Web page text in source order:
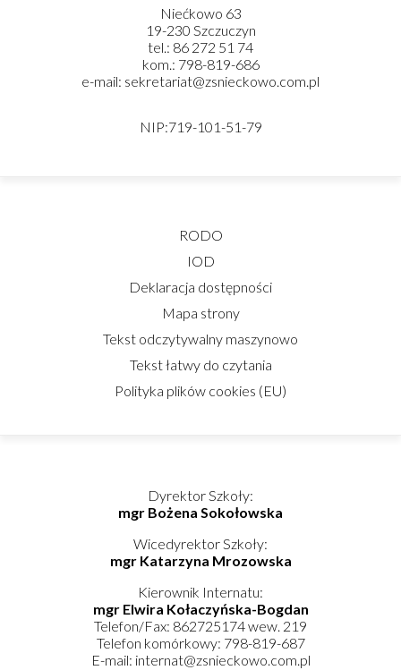
Niećkowo 63
19-230 Szczuczyn
tel.: 86 272 51 74
kom.: 798-819-686
e-mail: sekretariat@zsnieckowo.com.pl
NIP:719-101-51-79
RODO
IOD
Deklaracja dostępności
Mapa strony
Tekst odczytywalny maszynowo
Tekst łatwy do czytania
Polityka plików cookies (EU)
Dyrektor Szkoły:
mgr Bożena Sokołowska
Wicedyrektor Szkoły:
mgr Katarzyna Mrozowska
Kierownik Internatu:
mgr Elwira Kołaczyńska-Bogdan
Telefon/Fax: 862725174 wew. 219
Telefon komórkowy: 798-819-687
E-mail: internat@zsnieckowo.com.pl